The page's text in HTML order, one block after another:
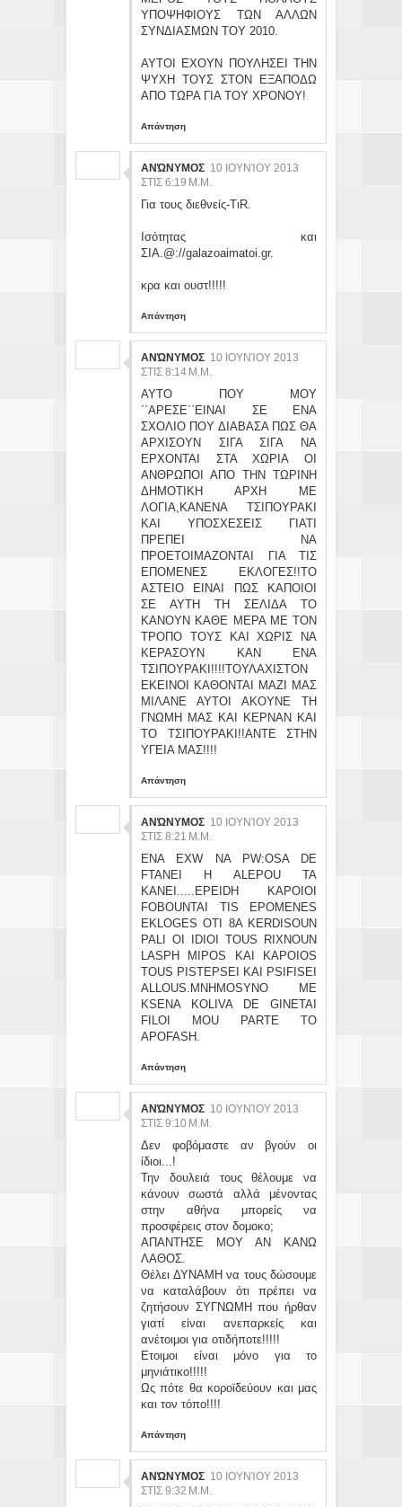
ΥΠΟΨΗΦΙΟΥΣ ΤΩΝ ΑΛΛΩΝ
ΣΥΝΔΙΑΣΜΩΝ ΤΟΥ 2010.
ΑΥΤΟΙ ΕΧΟΥΝ ΠΟΥΛΗΣΕΙ ΤΗΝ
ΨΥΧΗ ΤΟΥΣ ΣΤΟΝ ΕΞΑΠΟΔΩ
ΑΠΟ ΤΩΡΑ ΓΙΑ ΤΟΥ ΧΡΟΝΟΥ!
Απάντηση
ΑΝΏΝΥΜΟΣ 10 ΙΟΥΝΊΟΥ 2013
ΣΤΙΣ 6:19 Μ.Μ.
Για τους διεθνείς-ΤιR.
Iσότητας και
ΣΙΑ.@://galazoaimatoi.gr.
κρα και ουστ!!!!!
Απάντηση
ΑΝΏΝΥΜΟΣ 10 ΙΟΥΝΊΟΥ 2013
ΣΤΙΣ 8:14 Μ.Μ.
ΑΥΤΟ ΠΟΥ ΜΟΥ
΄΄ΑΡΕΣΕ΄΄ΕΙΝΑΙ ΣΕ ΕΝΑ
ΣΧΟΛΙΟ ΠΟΥ ΔΙΑΒΑΣΑ ΠΩΣ ΘΑ
ΑΡΧΙΣΟΥΝ ΣΙΓΑ ΣΙΓΑ ΝΑ
ΕΡΧΟΝΤΑΙ ΣΤΑ ΧΩΡΙΑ ΟΙ
ΑΝΘΡΩΠΟΙ ΑΠΟ ΤΗΝ ΤΩΡΙΝΗ
ΔΗΜΟΤΙΚΗ ΑΡΧΗ ΜΕ
ΛΟΓΙΑ,ΚΑΝΕΝΑ ΤΣΙΠΟΥΡΑΚΙ
ΚΑΙ ΥΠΟΣΧΕΣΕΙΣ ΓΙΑΤΙ
ΠΡΕΠΕΙ ΝΑ
ΠΡΟΕΤΟΙΜΑΖΟΝΤΑΙ ΓΙΑ ΤΙΣ
ΕΠΟΜΕΝΕΣ ΕΚΛΟΓΕΣ!!ΤΟ
ΑΣΤΕΙΟ ΕΙΝΑΙ ΠΩΣ ΚΑΠΟΙΟΙ
ΣΕ ΑΥΤΗ ΤΗ ΣΕΛΙΔΑ ΤΟ
ΚΑΝΟΥΝ ΚΑΘΕ ΜΕΡΑ ΜΕ ΤΟΝ
ΤΡΟΠΟ ΤΟΥΣ ΚΑΙ ΧΩΡΙΣ ΝΑ
ΚΕΡΑΣΟΥΝ ΚΑΝ ΕΝΑ
ΤΣΙΠΟΥΡΑΚΙ!!!!ΤΟΥΛΑΧΙΣΤΟΝ
ΕΚΕΙΝΟΙ ΚΑΘΟΝΤΑΙ ΜΑΖΙ ΜΑΣ
ΜΙΛΑΝΕ ΑΥΤΟΙ ΑΚΟΥΝΕ ΤΗ
ΓΝΩΜΗ ΜΑΣ ΚΑΙ ΚΕΡΝΑΝ ΚΑΙ
ΤΟ ΤΣΙΠΟΥΡΑΚΙ!!ΑΝΤΕ ΣΤΗΝ
ΥΓΕΙΑ ΜΑΣ!!!!
Απάντηση
ΑΝΏΝΥΜΟΣ 10 ΙΟΥΝΊΟΥ 2013
ΣΤΙΣ 8:21 Μ.Μ.
ENA EXW NA PW:OSA DE
FTANEI H ALEPOU TA
KANEI.....EPEIDH KAPOIOI
FOBOUNTAI TIS EPOMENES
EKLOGES OTI 8A KERDISOUN
PALI OI IDIOI TOUS RIXNOUN
LASPH MIPOS KAI KAPOIOS
TOUS PISTEPSEI KAI PSIFISEI
ALLOUS.MNHMOSYNO ME
KSENA KOLIVA DE GINETAI
FILOI MOU PARTE TO
APOFASH.
Απάντηση
ΑΝΏΝΥΜΟΣ 10 ΙΟΥΝΊΟΥ 2013
ΣΤΙΣ 9:10 Μ.Μ.
Δεν φοβόμαστε αν βγούν οι
ίδιοι...!
Την δουλειά τους θέλουμε να
κάνουν σωστά αλλά μένοντας
στην αθήνα μπορείς να
προσφέρεις στον δομοκο;
ΑΠΑΝΤΗΣΕ ΜΟΥ ΑΝ ΚΑΝΩ
ΛΑΘΟΣ.
Θέλει ΔΥΝΑΜΗ να τους δώσουμε
να καταλάβουν ότι πρέπει να
ζητήσουν ΣΥΓΝΩΜΗ που ήρθαν
γιατί είναι ανεπαρκείς και
ανέτοιμοι για οτιδήποτε!!!!!
Ετοιμοι είναι μόνο για το
μηνιάτικο!!!!!
Ως πότε θα κοροϊδεύουν και μας
και τον τόπο!!!!
Απάντηση
ΑΝΏΝΥΜΟΣ 10 ΙΟΥΝΊΟΥ 2013
ΣΤΙΣ 9:32 Μ.Μ.